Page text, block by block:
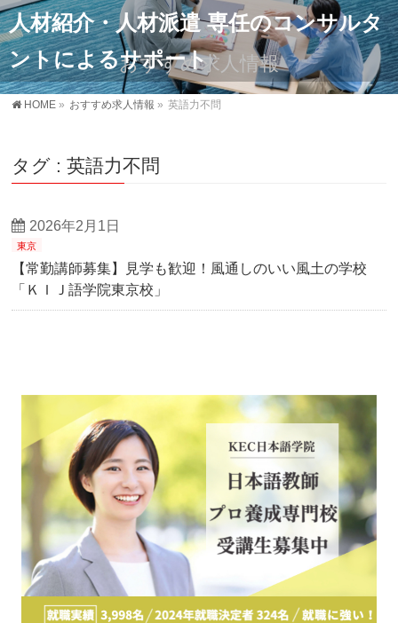
人材紹介・人材派遣 専任のコンサルタ
ントによるサポート
おすすめ求人情報
HOME » おすすめ求人情報 » 英語力不問
タグ : 英語力不問
2026年2月1日
東京
【常勤講師募集】見学も歓迎！風通しのいい風土の学校
「ＫＩＪ語学院東京校」